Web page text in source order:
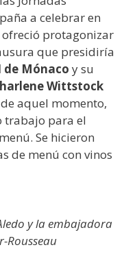
a celebrar en
ofreció protagonizar
que presidiría
de Mónaco y su
Wittstock
aquel momento,
trabajo para el
Se hicieron
de menú con vinos
y la embajadora
Rousseau